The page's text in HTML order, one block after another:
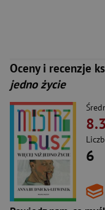
Oceny i recenzje
jedno życie
6